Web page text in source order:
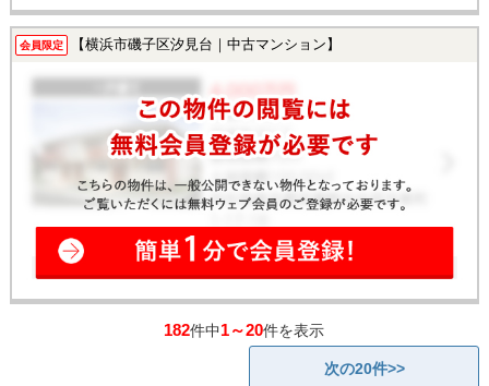
会員限定 【横浜市磯子区汐見台｜中古マンション】
182件中1～20件を表示
次の20件>>